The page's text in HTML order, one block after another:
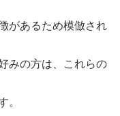
があるため模倣され
みの方は、これらの
。